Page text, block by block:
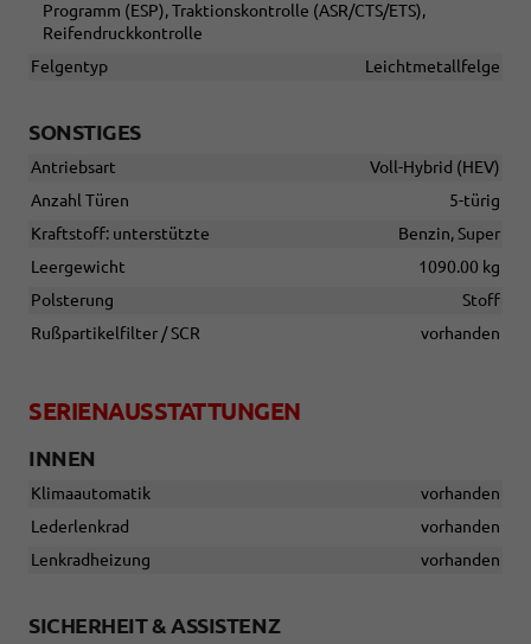
Programm (ESP), Traktionskontrolle (ASR/CTS/ETS),
Reifendruckkontrolle
Felgentyp
Leichtmetallfelge
SONSTIGES
Antriebsart
Voll-Hybrid (HEV)
Anzahl Türen
5-türig
Kraftstoff: unterstützte
Benzin, Super
Leergewicht
1090.00 kg
Polsterung
Stoff
Rußpartikelfilter / SCR
vorhanden
SERIENAUSSTATTUNGEN
INNEN
Klimaautomatik
vorhanden
Lederlenkrad
vorhanden
Lenkradheizung
vorhanden
SICHERHEIT & ASSISTENZ